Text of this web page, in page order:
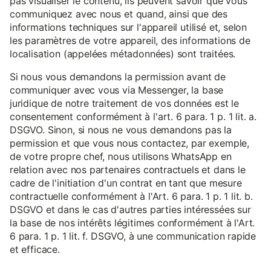
communiquez avec nous et quand, ainsi que des
informations techniques sur l'appareil utilisé et, selon
les paramètres de votre appareil, des informations de
localisation (appelées métadonnées) sont traitées.
Si nous vous demandons la permission avant de
communiquer avec vous via Messenger, la base
juridique de notre traitement de vos données est le
consentement conformément à l'art. 6 para. 1 p. 1 lit. a.
DSGVO. Sinon, si nous ne vous demandons pas la
permission et que vous nous contactez, par exemple,
de votre propre chef, nous utilisons WhatsApp en
relation avec nos partenaires contractuels et dans le
cadre de l'initiation d'un contrat en tant que mesure
contractuelle conformément à l'Art. 6 para. 1 p. 1 lit. b.
DSGVO et dans le cas d'autres parties intéressées sur
la base de nos intérêts légitimes conformément à l'Art.
6 para. 1 p. 1 lit. f. DSGVO, à une communication rapide
et efficace.